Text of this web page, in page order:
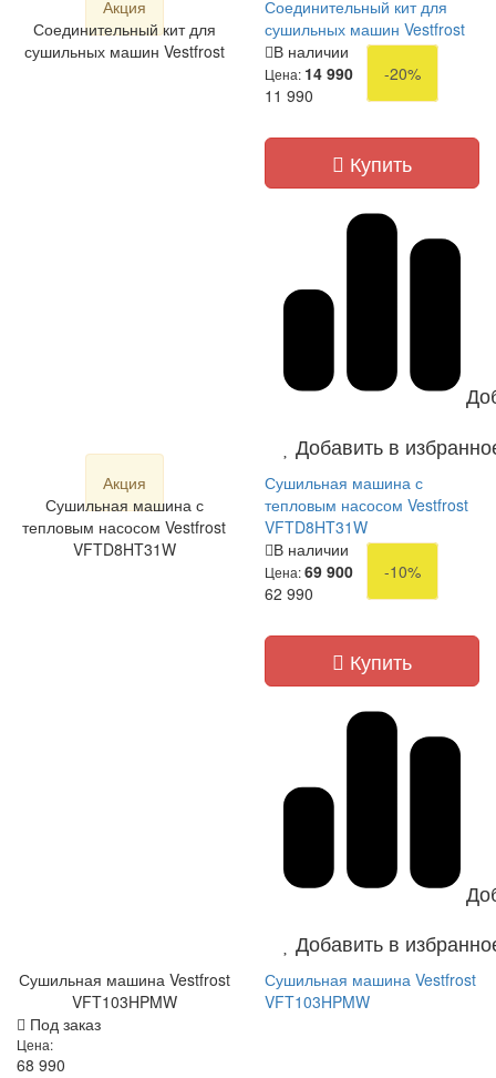
Акция
Соединительный кит для
сушильных машин Vestfrost
Соединительный кит для
сушильных машин Vestfrost
В наличии
Цена: 14 990
-20%
11 990
Купить
Добавить в
Акция
Сушильная машина с
тепловым насосом Vestfrost
VFTD8HT31W
Сушильная машина с
тепловым насосом Vestfrost
VFTD8HT31W
В наличии
Цена:69 900
-10%
62 990
Купить
Добавить в
Сушильная машина Vestfrost
VFT103HPMW
Сушильная машина Vestfrost
VFT103HPMW
Под заказ
Цена:
68 990